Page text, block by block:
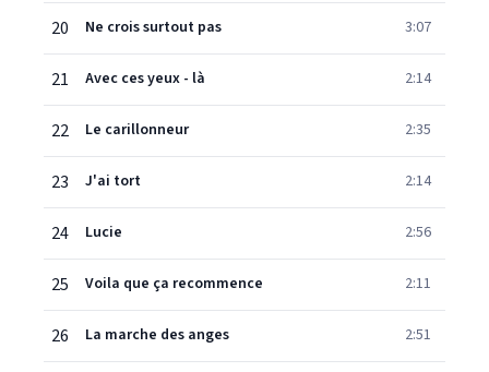
20 Ne crois surtout pas 3:07
21 Avec ces yeux - là 2:14
22 Le carillonneur 2:35
23 J'ai tort 2:14
24 Lucie 2:56
25 Voila que ça recommence 2:11
26 La marche des anges 2:51